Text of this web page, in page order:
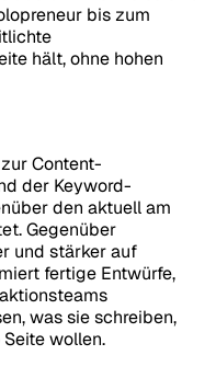
bis zum
hält, ohne hohen
Content-
der Keyword-
den aktuell am
Gegenüber
und stärker auf
fertige Entwürfe,
was sie schreiben,
wollen.